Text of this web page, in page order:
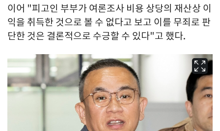
이어 "피고인 부부가 여론조사 비용 상당의 재산상 이
익을 취득한 것으로 볼 수 없다고 보고 이를 무죄로 판
단한 것은 결론적으로 수긍할 수 있다"고 했다.